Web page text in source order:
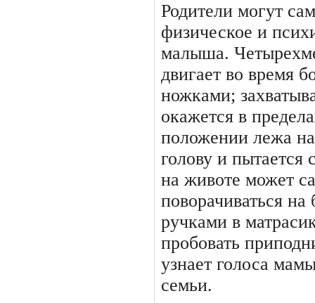
Родители могут
физичес­кое и
малыша.
двигает во время
ножками;
окажется в
положе­нии лежа
голову и пытает­ся
на животе может
поворачиваться
ручками в
пробовать
узнает голоса
семьи.